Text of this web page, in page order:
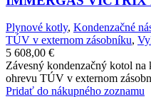
Plynové kotly, Kondenzačné
TÚV v externom zásobníku,
5 608,00 €
Závesný kondenzačný kotol na
ohrevu TÚV v externom
Pridať do nákupného zoznamu